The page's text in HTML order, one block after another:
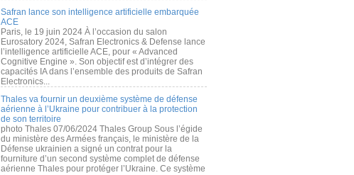
Safran lance son intelligence artificielle embarquée
ACE
Paris, le 19 juin 2024 À l’occasion du salon
Eurosatory 2024, Safran Electronics & Defense lance
l’intelligence artificielle ACE, pour « Advanced
Cognitive Engine ». Son objectif est d’intégrer des
capacités IA dans l’ensemble des produits de Safran
Electronics...
Thales va fournir un deuxième système de défense
aérienne à l’Ukraine pour contribuer à la protection
de son territoire
photo Thales 07/06/2024 Thales Group Sous l’égide
du ministère des Armées français, le ministère de la
Défense ukrainien a signé un contrat pour la
fourniture d’un second système complet de défense
aérienne Thales pour protéger l’Ukraine. Ce système